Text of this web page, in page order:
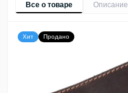
Все о товаре Описание
Хит Продано